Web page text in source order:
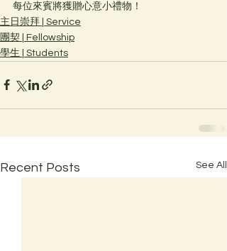
每位來賓將獲贈心意小禮物！
主日崇拜 | Service
團契 | Fellowship
學生 | Students
Recent Posts See All